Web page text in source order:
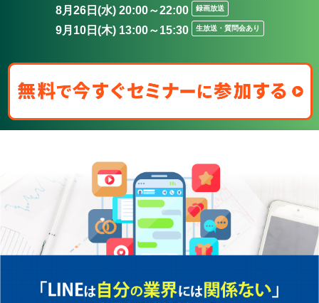
8月26日(水) 20:00～22:00 録画放送
9月10日(木) 13:00～15:30 生放送・質問会あり